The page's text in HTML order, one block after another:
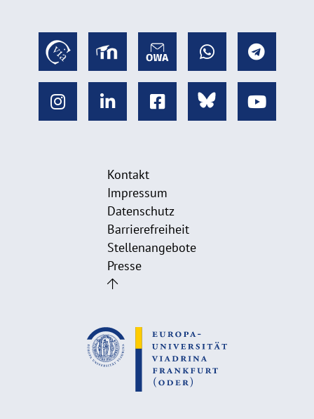
Kontakt
Impressum
Datenschutz
Barrierefreiheit
Stellenangebote
Presse